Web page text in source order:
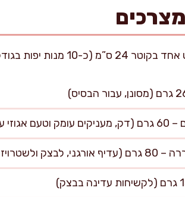
אישי במשקל ממוצע של 120 גרם למנה).
לבצק)
ולשטרויזל)